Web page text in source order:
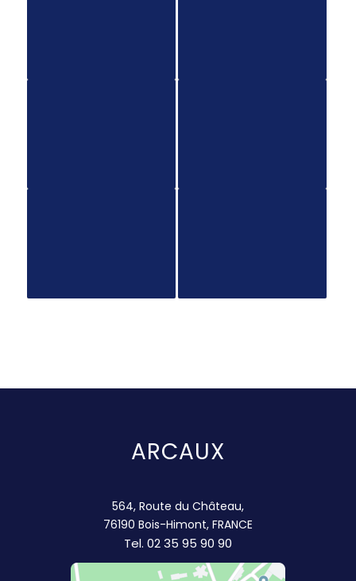
ARCAUX
564, Route du Château,
76190 Bois-Himont, FRANCE
Tel. 02 35 95 90 90